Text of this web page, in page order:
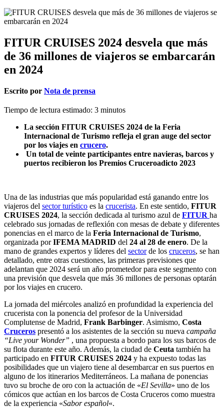
FITUR CRUISES 2024 desvela que más
de 36 millones de viajeros se embarcarán
en 2024
Escrito por Nota de prensa
Tiempo de lectura estimado: 3 minutos
La sección FITUR CRUISES 2024 de la Feria
Internacional de Turismo refleja el gran auge del sector
por los viajes en crucero.
Un total de veinte participantes entre navieras, barcos y
puertos recibieron los Premios Cruceroadicto 2023
Una de las industrias que más popularidad está ganando entre los
viajeros del sector turístico es la crucerista. En este sentido, FITUR
CRUISES 2024, la sección dedicada al turismo azul de FITUR ha
celebrado sus jornadas de reflexión con mesas de debate y diferentes
ponencias en el marco de la Feria Internacional de Turismo,
organizada porIFEMA MADRID del 24 al 28 de enero. De la
mano de grandes expertos y líderes del sectorde los cruceros, se han
detallado, entre otras cuestiones, las primeras previsiones que
adelantan que 2024 será un año prometedor para este segmento con
una previsión que desvela que más 36 millones de personas optarán
por los viajes en crucero.
La jornada del miércoles analizó en profundidad la experiencia del
crucerista con la ponencia del profesor de la Universidad
Complutense de Madrid, Frank Barbinger. Asimismo, Costa
Cruceros presentó a los asistentes de la sección su nueva campaña
“Live your Wonder” , una propuesta a bordo para los sus barcos de
su flota durante este año. Además, la ciudad de Ceuta también ha
participado en FITUR CRUISES 2024 y ha expuesto todas las
posibilidades que un viajero tiene al desembarcar en sus puertos en
alguno de los itinerarios Mediterráneos. La mañana de ponencias
tuvo su broche de oro con la actuación de «El Sevilla» uno de los
cómicos que actúan en los barcos de Costa Cruceros como muestra
de la experiencia «Sabor español«.